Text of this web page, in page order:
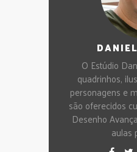
O Estúdio
quadrinhos,
personagens e
são oferecidos
Desenho
aulas